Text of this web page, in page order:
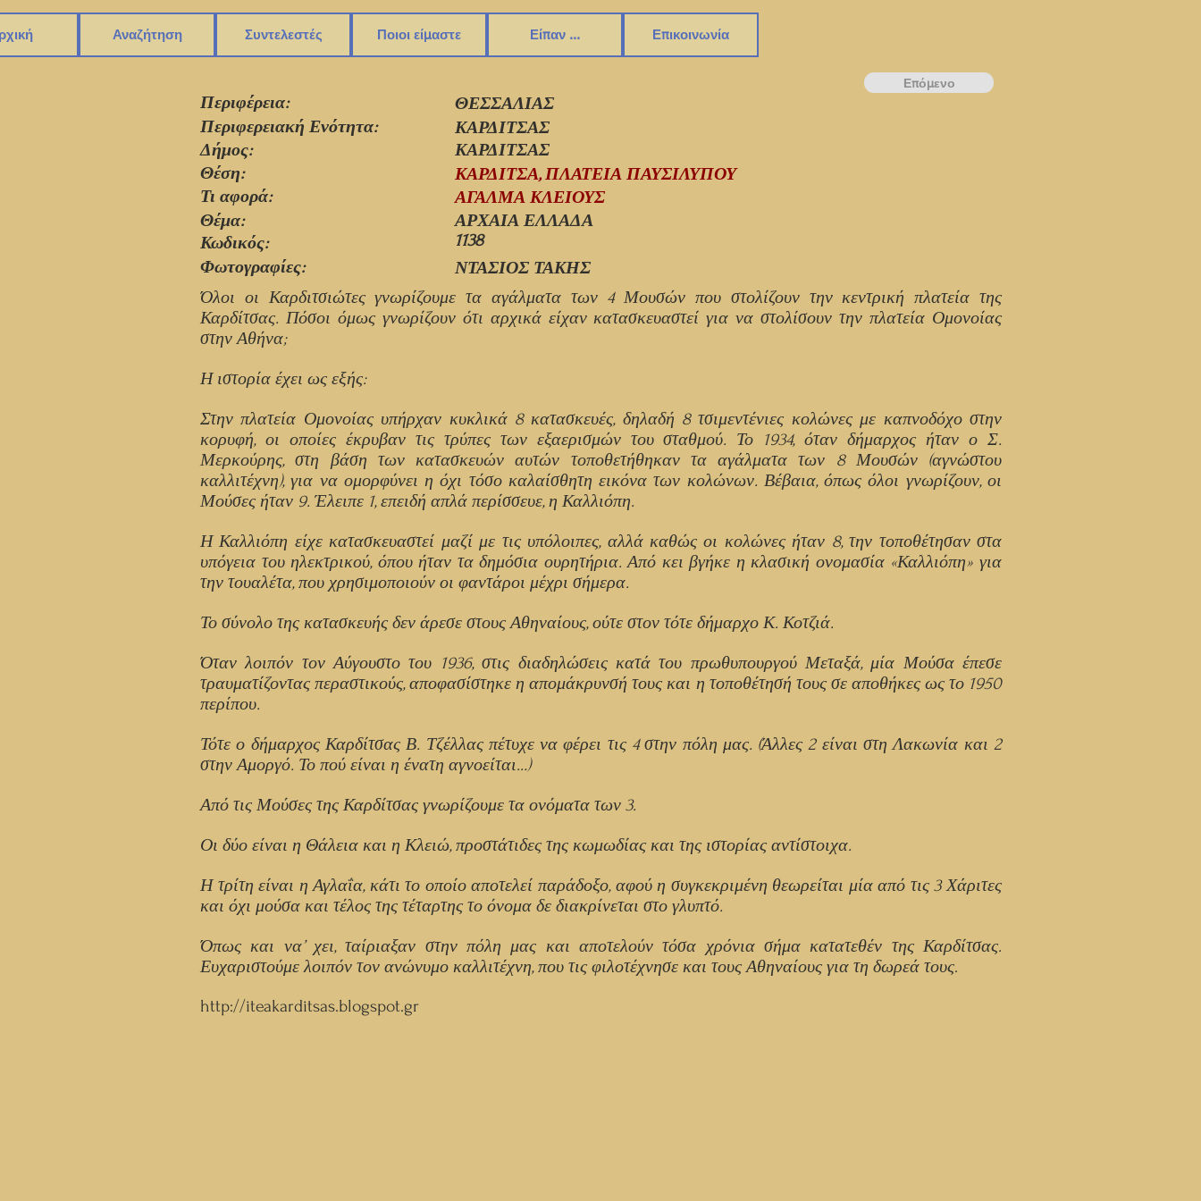
Αναζήτηση Συντελεστές Ποιοι είμαστε Είπαν ... Επικοινωνία
Επόμενο
Περιφέρεια:
Περιφερειακή Ενότητα:
Δήμος:
Θέση:
Τι αφορά:
Θέμα:
Κωδικός:
Φωτογραφίες:
ΘΕΣΣΑΛΙΑΣ
ΚΑΡΔΙΤΣΑΣ
ΚΑΡΔΙΤΣΑΣ
ΚΑΡΔΙΤΣΑ, ΠΛΑΤΕΙΑ ΠΑΥΣΙΛΥΠΟΥ
ΑΓΑΛΜΑ ΚΛΕΙΟΥΣ
ΑΡΧΑΙΑ ΕΛΛΑΔΑ
1138
ΝΤΑΣΙΟΣ ΤΑΚΗΣ
Όλοι οι Καρδιτσιώτες γνωρίζουμε τα αγάλματα των 4 Μουσών που στολίζουν την κεντρική πλατεία της
Καρδίτσας. Πόσοι όμως γνωρίζουν ότι αρχικά είχαν κατασκευαστεί για να στολίσουν την πλατεία Ομονοίας
στην Αθήνα;
Η ιστορία έχει ως εξής:
Στην πλατεία Ομονοίας υπήρχαν κυκλικά 8 κατασκευές, δηλαδή 8 τσιμεντένιες κολώνες με καπνοδόχο στην
κορυφή, οι οποίες έκρυβαν τις τρύπες των εξαερισμών του σταθμού. Το 1934, όταν δήμαρχος ήταν ο Σ.
Μερκούρης, στη βάση των κατασκευών αυτών τοποθετήθηκαν τα αγάλματα των 8 Μουσών (αγνώστου
καλλιτέχνη), για να ομορφύνει η όχι τόσο καλαίσθητη εικόνα των κολώνων. Βέβαια, όπως όλοι γνωρίζουν, οι
Μούσες ήταν 9. Έλειπε 1, επειδή απλά περίσσευε, η Καλλιόπη.
Η Καλλιόπη είχε κατασκευαστεί μαζί με τις υπόλοιπες, αλλά καθώς οι κολώνες ήταν 8, την τοποθέτησαν στα
υπόγεια του ηλεκτρικού, όπου ήταν τα δημόσια ουρητήρια. Από κει βγήκε η κλασική ονομασία «Καλλιόπη» για
την τουαλέτα, που χρησιμοποιούν οι φαντάροι μέχρι σήμερα.
Το σύνολο της κατασκευής δεν άρεσε στους Αθηναίους, ούτε στον τότε δήμαρχο Κ. Κοτζιά.
Όταν λοιπόν τον Αύγουστο του 1936, στις διαδηλώσεις κατά του πρωθυπουργού Μεταξά, μία Μούσα έπεσε
τραυματίζοντας περαστικούς, αποφασίστηκε η απομάκρυνσή τους και η τοποθέτησή τους σε αποθήκες ως το 1950
περίπου.
Τότε ο δήμαρχος Καρδίτσας Β. Τζέλλας πέτυχε να φέρει τις 4 στην πόλη μας. (Άλλες 2 είναι στη Λακωνία και 2
στην Αμοργό. Το πού είναι η ένατη αγνοείται…)
Από τις Μούσες της Καρδίτσας γνωρίζουμε τα ονόματα των 3.
Οι δύο είναι η Θάλεια και η Κλειώ, προστάτιδες της κωμωδίας και της ιστορίας αντίστοιχα.
Η τρίτη είναι η Αγλαΐα, κάτι το οποίο αποτελεί παράδοξο, αφού η συγκεκριμένη θεωρείται μία από τις 3 Χάριτες
και όχι μούσα και τέλος της τέταρτης το όνομα δε διακρίνεται στο γλυπτό.
Όπως και να’ χει, ταίριαξαν στην πόλη μας και αποτελούν τόσα χρόνια σήμα κατατεθέν της Καρδίτσας.
Ευχαριστούμε λοιπόν τον ανώνυμο καλλιτέχνη, που τις φιλοτέχνησε και τους Αθηναίους για τη δωρεά τους.
http://iteakarditsas.blogspot.gr